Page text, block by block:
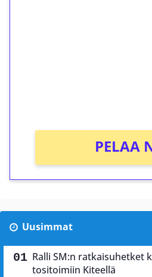
PELAA
Uusimmat
Ralli SM:n ratkaisuhetket
tositoimiin Kiteellä